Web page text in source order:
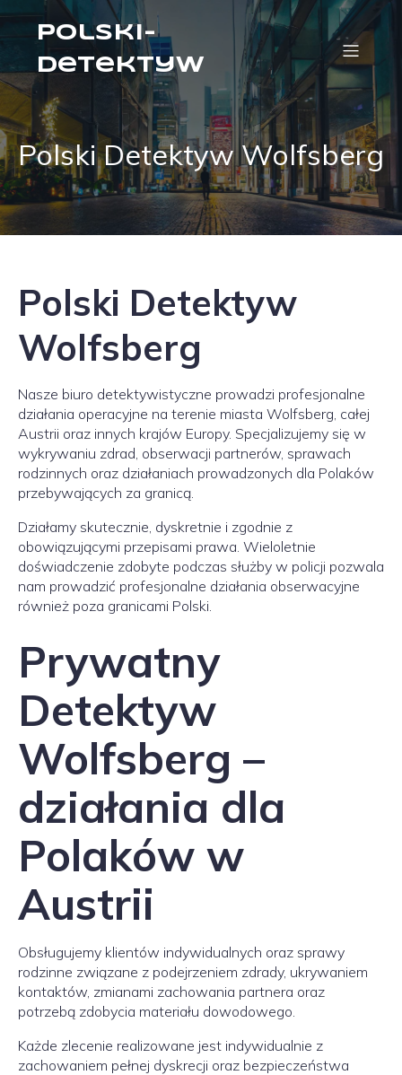
Polski-
Detektyw
Polski Detektyw Wolfsberg
Polski Detektyw
Wolfsberg
Nasze biuro detektywistyczne prowadzi profesjonalne
działania operacyjne na terenie miasta Wolfsberg, całej
Austrii oraz innych krajów Europy. Specjalizujemy się w
wykrywaniu zdrad, obserwacji partnerów, sprawach
rodzinnych oraz działaniach prowadzonych dla Polaków
przebywających za granicą.
Działamy skutecznie, dyskretnie i zgodnie z
obowiązującymi przepisami prawa. Wieloletnie
doświadczenie zdobyte podczas służby w policji pozwala
nam prowadzić profesjonalne działania obserwacyjne
również poza granicami Polski.
Prywatny
Detektyw
Wolfsberg –
działania dla
Polaków w
Austrii
Obsługujemy klientów indywidualnych oraz sprawy
rodzinne związane z podejrzeniem zdrady, ukrywaniem
kontaktów, zmianami zachowania partnera oraz
potrzebą zdobycia materiału dowodowego.
Każde zlecenie realizowane jest indywidualnie z
zachowaniem pełnej dyskrecji oraz bezpieczeństwa